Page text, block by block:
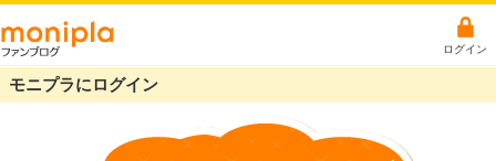
ログイン
モニプラにログイン